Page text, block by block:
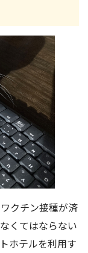
クチン接種が済
くてはならない
ホテルを利用す